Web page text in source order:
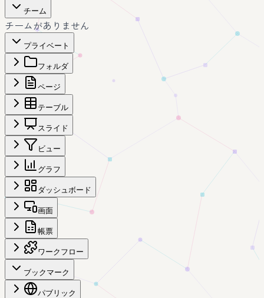
チーム
チームがありません
プライベート
フォルダ
ページ
テーブル
スライド
ビュー
グラフ
ダッシュボード
画面
帳票
ワークフロー
ブックマーク
パブリック